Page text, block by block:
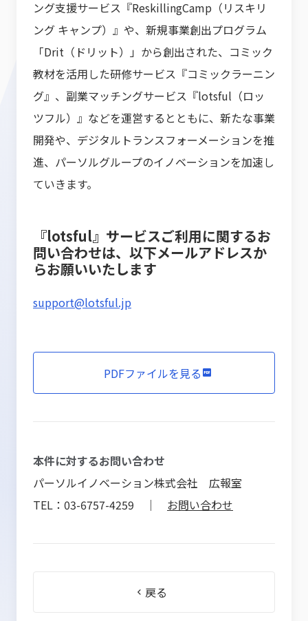
ング支援サービス『ReskillingCamp（リスキリ
ング キャンプ）』や、新規事業創出プログラム
「Drit（ドリット）」から創出された、コミック
教材を活用した研修サービス『コミックラーニン
グ』、副業マッチングサービス『lotsful（ロッ
ツフル）』などを運営するとともに、新たな事業
開発や、デジタルトランスフォーメーションを推
進、パーソルグループのイノベーションを加速し
ていきます。
『lotsful』サービスご利用に関するお
問い合わせは、以下メールアドレスか
らお願いいたします
support@lotsful.jp
PDFファイルを見る
本件に対するお問い合わせ
パーソルイノベーション株式会社 広報室
TEL：03-6757-4259 ｜ お問い合わせ
戻る